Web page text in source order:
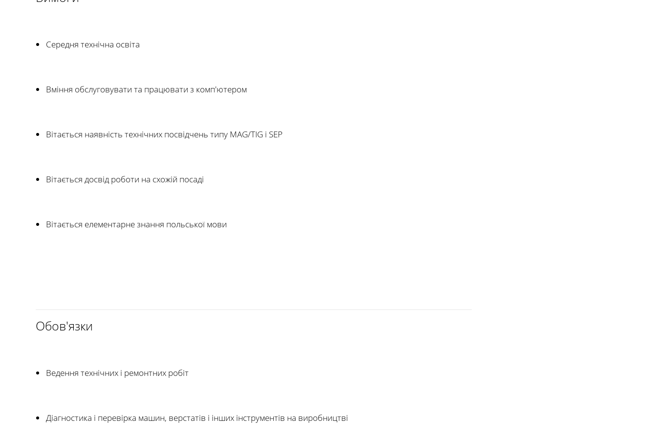
Середня технічна освіта
Вміння обслуговувати та працювати з комп'ютером
Вітається наявність технічних посвідчень типу MAG/TIG і SEP
Вітається досвід роботи на схожій посаді
Вітається елементарне знання польської мови
Обов'язки
Ведення технічних і ремонтних робіт
Діагностика і перевірка машин, верстатів і інших інструментів на виробництві